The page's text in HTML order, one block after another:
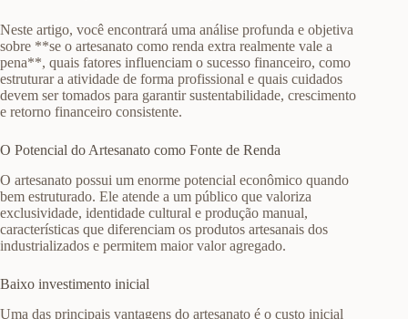
Neste artigo, você encontrará uma análise profunda e objetiva
sobre **se o artesanato como renda extra realmente vale a
pena**, quais fatores influenciam o sucesso financeiro, como
estruturar a atividade de forma profissional e quais cuidados
devem ser tomados para garantir sustentabilidade, crescimento
e retorno financeiro consistente.
O Potencial do Artesanato como Fonte de Renda
O artesanato possui um enorme potencial econômico quando
bem estruturado. Ele atende a um público que valoriza
exclusividade, identidade cultural e produção manual,
características que diferenciam os produtos artesanais dos
industrializados e permitem maior valor agregado.
Baixo investimento inicial
Uma das principais vantagens do artesanato é o custo inicial